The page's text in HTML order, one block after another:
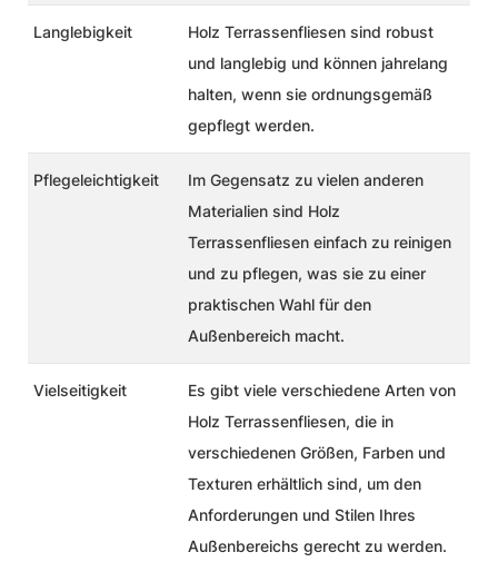
Langlebigkeit
Holz Terrassenfliesen sind robust
und langlebig und können jahrelang
halten, wenn sie ordnungsgemäß
gepflegt werden.
Pflegeleichtigkeit
Im Gegensatz zu vielen anderen
Materialien sind Holz
Terrassenfliesen einfach zu reinigen
und zu pflegen, was sie zu einer
praktischen Wahl für den
Außenbereich macht.
Vielseitigkeit
Es gibt viele verschiedene Arten von
Holz Terrassenfliesen, die in
verschiedenen Größen, Farben und
Texturen erhältlich sind, um den
Anforderungen und Stilen Ihres
Außenbereichs gerecht zu werden.